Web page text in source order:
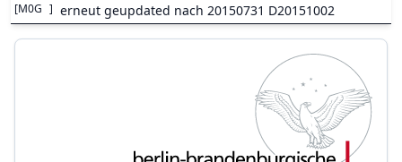
[M0G ] erneut geupdated nach 20150731 D20151002